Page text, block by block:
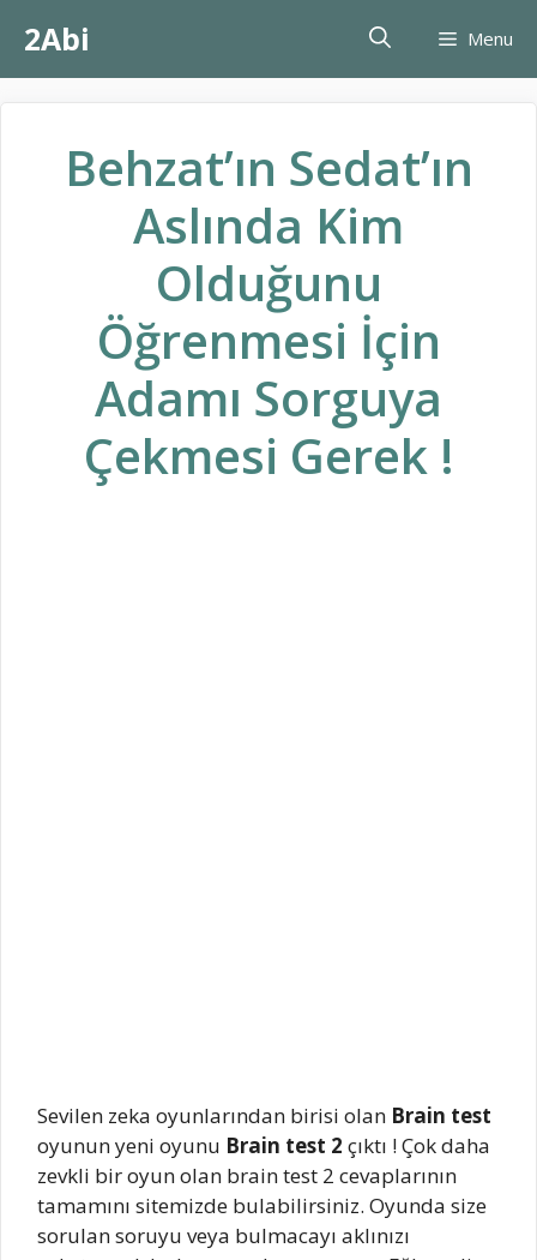
atla2Abi Menu
Behzat’ın Sedat’ın
Aslında Kim
Olduğunu
Öğrenmesi İçin
Adamı Sorguya
Çekmesi Gerek !
Sevilen zeka oyunlarından birisi olan Brain test
oyunun yeni oyunu Brain test 2 çıktı ! Çok daha
zevkli bir oyun olan brain test 2 cevaplarının
tamamını sitemizde bulabilirsiniz. Oyunda size
sorulan soruyu veya bulmacayı aklınızı